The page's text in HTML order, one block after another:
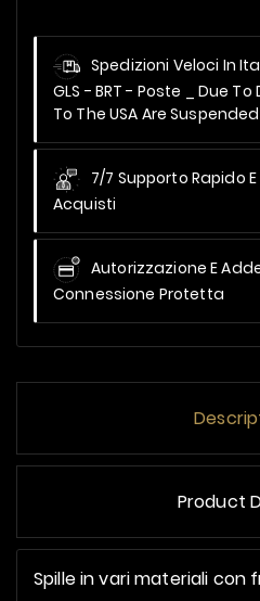
Spedizioni Veloci In
GLS - BRT - Poste _ Due To
To The USA Are Suspended
7/7 Supporto Rapido
Acquisti
Autorizzazione E
Connessione Protetta
Product
Spille in vari materiali con